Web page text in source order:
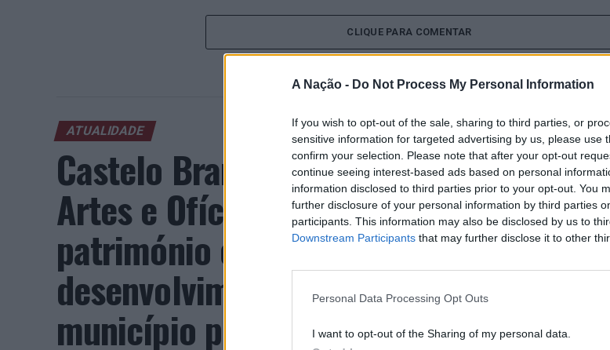
A Nação - Do Not Process My Personal Information
If you wish to opt-out of the sale, sharing to third parties, or
sensitive information for targeted advertising by us, please use
confirm your selection. Please note that after your opt-out
continue seeing interest-based ads based on personal
information disclosed to third parties prior to your opt-out. You
further disclosure of your personal information by third parties
participants. This information may also be disclosed by us to
Downstream Participants that may further disclose it to other
Personal Data Processing Opt Outs
I want to opt-out of the Sharing of my personal data.
CLIQUE PARA COMENTAR
ATUALIDADE
Castelo Branco: “Bienal Internacional
Artes e Ofícios” promete afirmar
património e inovação como “motores
desenvolvimento económico e
município português